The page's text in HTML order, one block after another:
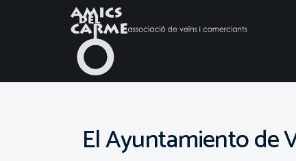
El Ayuntamiento de